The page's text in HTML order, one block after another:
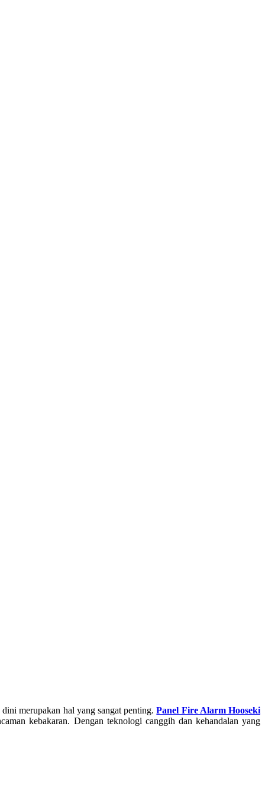
dini merupakan hal yang sangat penting.Panel Fire Alarm Hooseki
kebakaran. Dengan teknologi canggih dan kehandalan yang